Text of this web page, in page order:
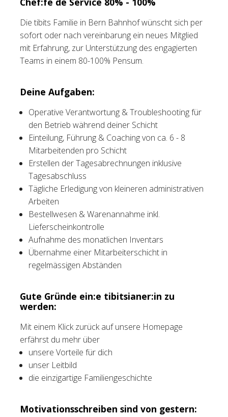
Tischreservation
Login
Schweiz (DE)
Die tibits Familie in Bern Bahnhof wünscht sich per
sofort oder nach vereinbarung ein neues Mitglied
mit Erfahrung, zur Unterstützung des engagierten
Teams in einem 80-100% Pensum.
Deine Aufgaben:
Operative Verantwortung & Troubleshooting für
den Betrieb während deiner Schicht
Einteilung, Führung & Coaching von ca. 6 - 8
Mitarbeitenden pro Schicht
Erstellen der Tagesabrechnungen inklusive
Tagesabschluss
Tägliche Erledigung von kleineren administrativen
Arbeiten
Bestellwesen & Warenannahme inkl.
Lieferscheinkontrolle
Aufnahme des monatlichen Inventars
Übernahme einer Mitarbeiterschicht in
regelmässigen Abständen
Gute Gründe ein:e tibitsianer:in zu
werden:
Mit einem Klick zurück auf unsere Homepage
erfährst du mehr über
unsere Vorteile für dich
unser Leitbild
die einzigartige Familiengeschichte
Motivationsschreiben sind von gestern: